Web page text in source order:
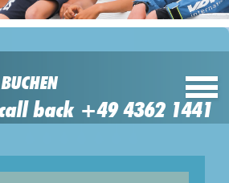
back +49 4362 1441